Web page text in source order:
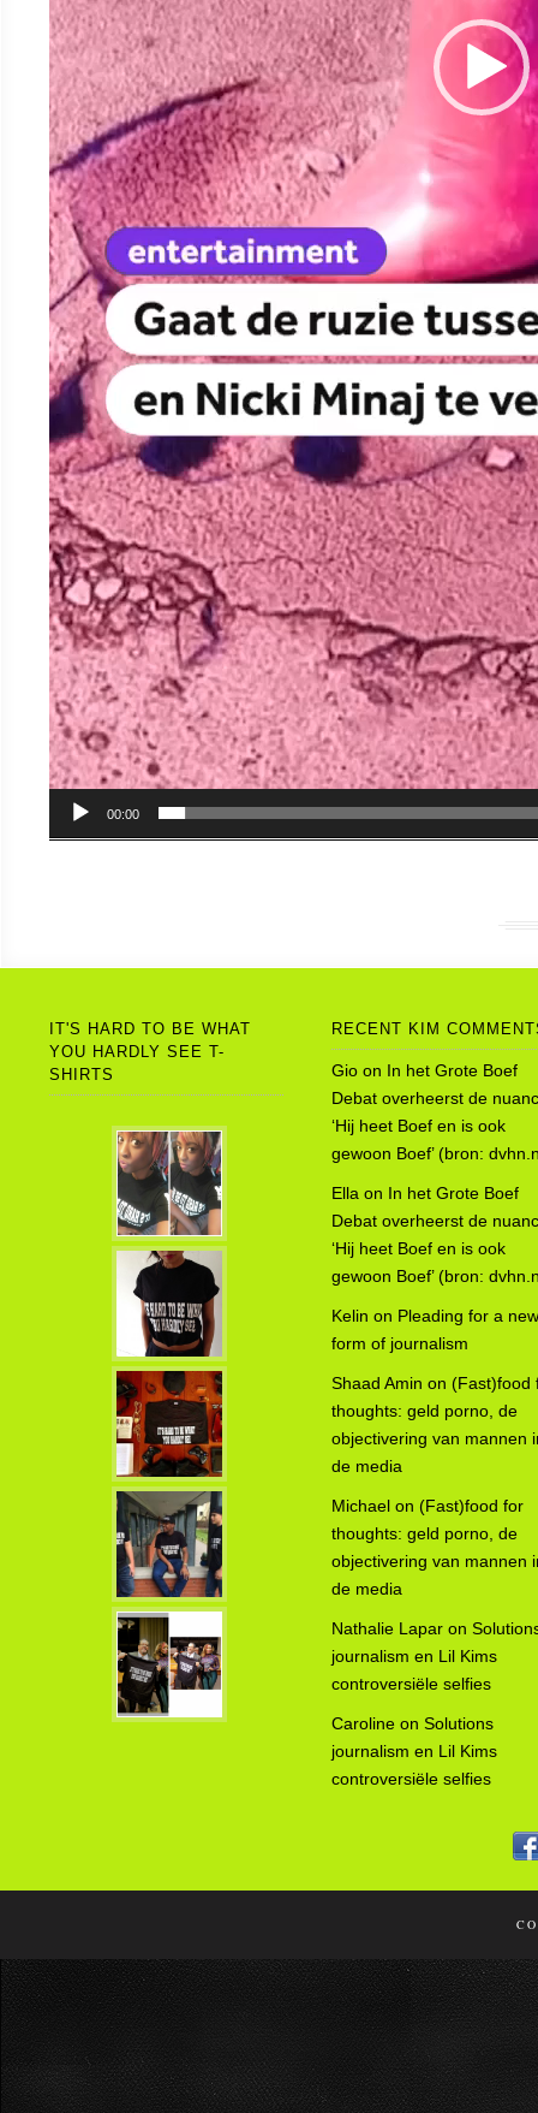
00:00
IT'S HARD TO BE WHAT
YOU HARDLY SEE T-
SHIRTS
RECENT KIM
Gio on In het Grote Boef
Debat overheerst de
‘Hij heet Boef en is ook
gewoon Boef’ (bron:
Ella on In het Grote Boef
Debat overheerst de
‘Hij heet Boef en is ook
gewoon Boef’ (bron:
Kelin on Pleading for a new
form of journalism
Shaad Amin on (Fast)food
thoughts: geld porno, de
objectivering van mannen
de media
Michael on (Fast)food for
thoughts: geld porno, de
objectivering van mannen
de media
Nathalie Lapar on
journalism en Lil Kims
controversiële selfies
Caroline on Solutions
journalism en Lil Kims
controversiële selfies